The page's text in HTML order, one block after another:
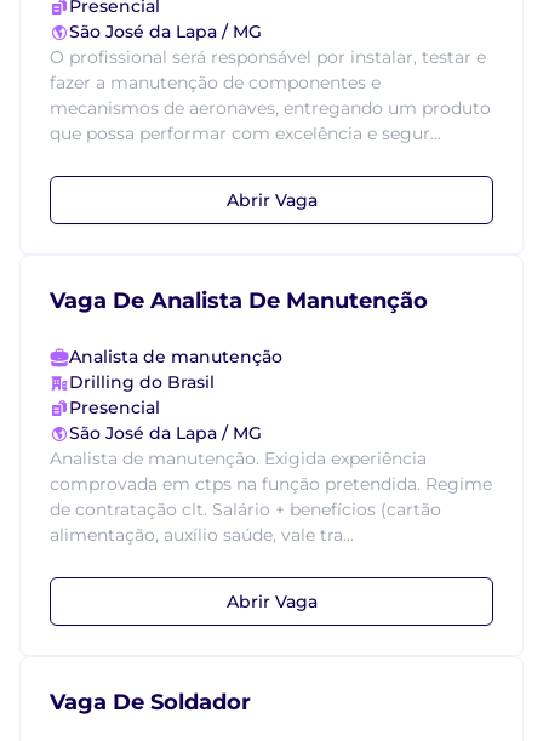
Presencial
São José da Lapa / MG
O profissional será responsável por instalar, testar e
fazer a manutenção de componentes e
mecanismos de aeronaves, entregando um produto
que possa performar com excelência e segur...
Abrir Vaga
Vaga De Analista De Manutenção
Analista de manutenção
Drilling do Brasil
Presencial
São José da Lapa / MG
Analista de manutenção. Exigida experiência
comprovada em ctps na função pretendida. Regime
de contratação clt. Salário + benefícios (cartão
alimentação, auxílio saúde, vale tra...
Abrir Vaga
Vaga De Soldador